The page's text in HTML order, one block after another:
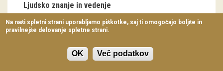
Predavanja
Delavnice
Vodeni ogledi
Ljudsko znanje in vedenje
Ljudsko zdravilstvo
Slovenske blagovne znamke
Na naši spletni strani uporabljamo piškotke, saj ti omogočajo boljše in
pravilnejše delovanje spletne strani.
OK Več podatkov